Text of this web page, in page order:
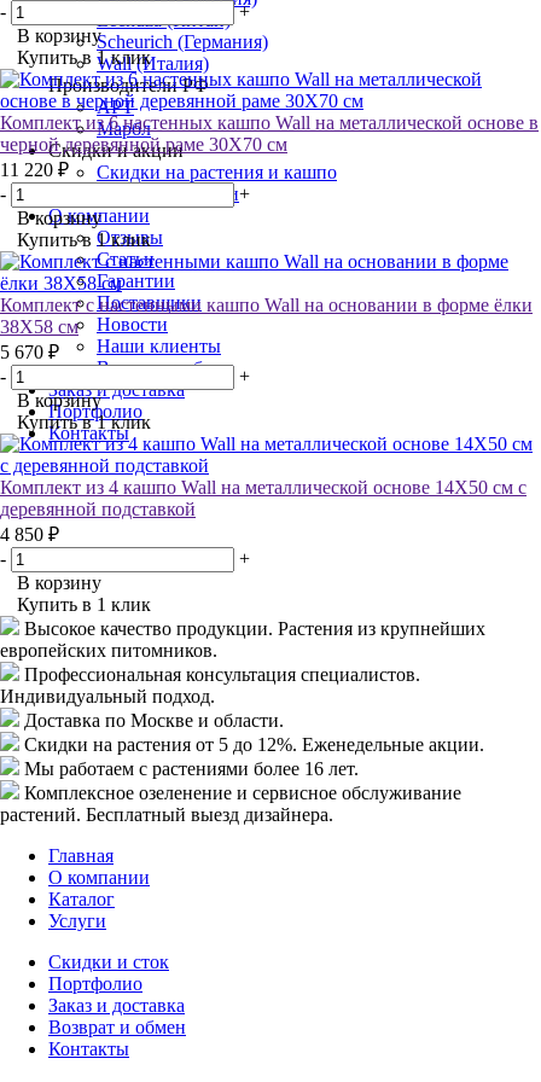
Lechuza (Китай)
Scheurich (Германия)
Wall (Италия)
Производители РФ
АРТ
Марбл
Скидки и акции
Скидки на растения и кашпо
Акции на услуги
О компании
Отзывы
Статьи
Гарантии
Поставщики
Новости
Наши клиенты
Возврат и обмен
Заказ и доставка
Портфолио
Контакты
-
+
В корзину
Купить в 1 клик
Комплект из 6 настенных кашпо Wall на металлической основе в
черной деревянной раме 30Х70 см
11 220 ₽
-
+
В корзину
Купить в 1 клик
Комплект с настенными кашпо Wall на основании в форме ёлки
38Х58 см
5 670 ₽
-
+
В корзину
Купить в 1 клик
Комплект из 4 кашпо Wall на металлической основе 14Х50 см с
деревянной подставкой
4 850 ₽
-
+
В корзину
Купить в 1 клик
Высокое качество продукции. Растения из крупнейших
европейских питомников.
Профессиональная консультация специалистов.
Индивидуальный подход.
Доставка по Москве и области.
Скидки на растения от 5 до 12%. Еженедельные акции.
Мы работаем с растениями более 16 лет.
Комплексное озеленение и сервисное обслуживание
растений. Бесплатный выезд дизайнера.
Главная
О компании
Каталог
Услуги
Скидки и сток
Портфолио
Заказ и доставка
Возврат и обмен
Контакты